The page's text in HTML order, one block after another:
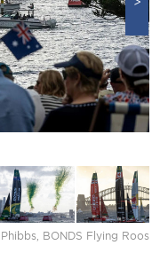
BONDS Flying Roos